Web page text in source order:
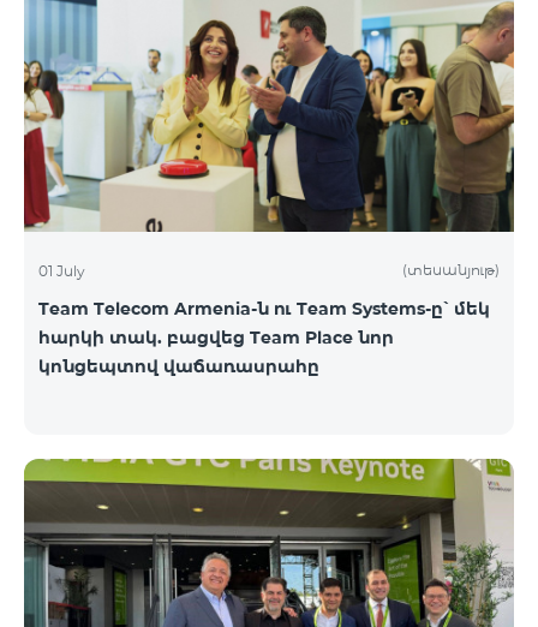
01 July (տեսանյութ)
Team Telecom Armenia-ն ու Team Systems-ը՝ մեկ
հարկի տակ. բացվեց Team Place նոր
կոնցեպտով վաճառասրահը